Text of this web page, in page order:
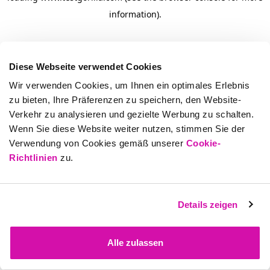
Diese Webseite verwendet Cookies
Wir verwenden Cookies, um Ihnen ein optimales Erlebnis
zu bieten, Ihre Präferenzen zu speichern, den Website-
Verkehr zu analysieren und gezielte Werbung zu schalten.
Wenn Sie diese Website weiter nutzen, stimmen Sie der
Verwendung von Cookies gemäß unserer Cookie-
Richtlinien zu.
Details zeigen
Alle zulassen
information).